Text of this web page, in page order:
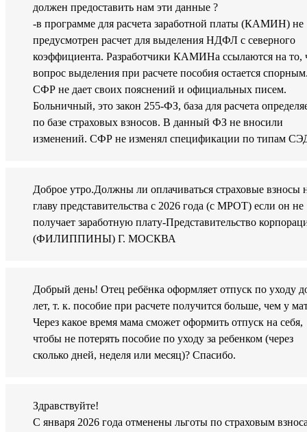
должен предоставить нам эти данные ?
-в программе для расчета заработной платы (КАМИН) не
предусмотрен расчет для выделения НДФЛ с северного
коэффициента. Разработчики КАМИНа ссылаются на то,
вопрос выделения при расчете пособия остается
СФР не дает своих пояснений и официальных писем.
Больничный, это закон 255-ФЗ, база для расчета
по базе страховых взносов. В данный ФЗ не вносили
изменений. СФР не изменял спецификации по типам
Доброе утро.Должны ли оплачиваться страховые взносы
главу представительства с 2026 года (с МРОТ) если он не
получает заработную плату-Представительство
(ФИЛИППИНЫ) Г. МОСКВА
Добрый день! Отец ребёнка оформляет отпуск по уходу
лет, т. к. пособие при расчете получится больше, чем у
Через какое время мама сможет оформить отпуск на себя,
чтобы не потерять пособие по уходу за ребенком (через
сколько дней, неделя или месяц)? Спасибо.
Здравствуйте!
С января 2026 года отменены льготы по страховым